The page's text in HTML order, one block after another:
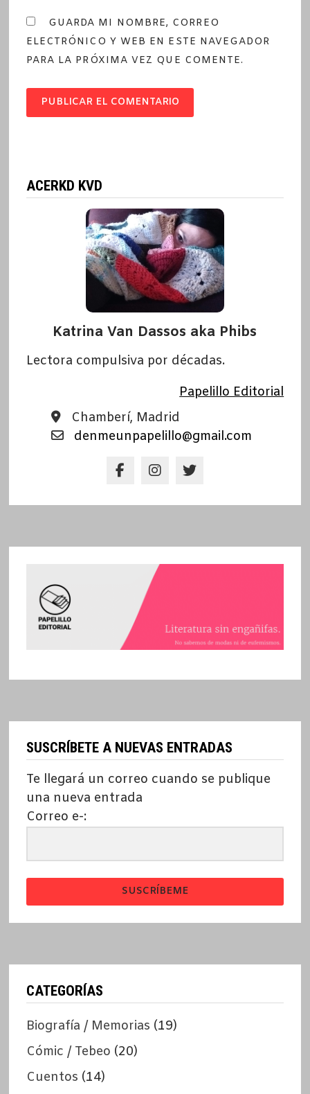
GUARDA MI NOMBRE, CORREO
ELECTRÓNICO Y WEB EN ESTE NAVEGADOR
PARA LA PRÓXIMA VEZ QUE COMENTE.
ACERKD KVD
Katrina Van Dassos aka Phibs
Lectora compulsiva por décadas.
Papelillo Editorial
Chamberí, Madrid
denmeunpapelillo@gmail.com
SUSCRÍBETE A NUEVAS ENTRADAS
Te llegará un correo cuando se publique
una nueva entrada
Correo e-:
SUSCRÍBEME
CATEGORÍAS
Biografía / Memorias (19)
Cómic / Tebeo (20)
Cuentos (14)